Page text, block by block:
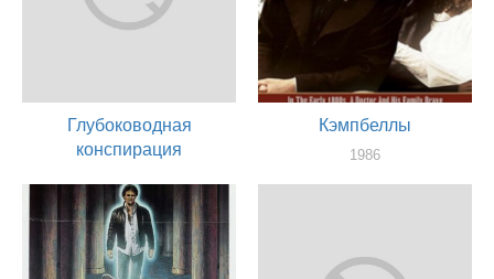
Глубоководная
конспирация
оператор
Кэмпбеллы
1986